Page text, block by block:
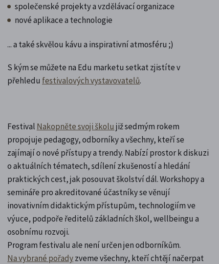
společenské projekty a vzdělávací organizace
nové aplikace a technologie
... a také skvělou kávu a inspirativní atmosféru ;)
S kým se můžete na Edu marketu setkat zjistíte v
přehledu festivalových vystavovatelů.
Festival Nakopněte svoji školu již sedmým rokem
propojuje pedagogy, odborníky a všechny, kteří se
zajímají o nové přístupy a trendy. Nabízí prostor k diskuzi
o aktuálních tématech, sdílení zkušeností a hledání
praktických cest, jak posouvat školství dál. Workshopy a
semináře pro akreditované účastníky se věnují
inovativním didaktickým přístupům, technologiím ve
výuce, podpoře ředitelů základních škol, wellbeingu a
osobnímu rozvoji.
Program festivalu ale není určen jen odborníkům.
Na vybrané pořadyzveme všechny, kteří chtějí načerpat